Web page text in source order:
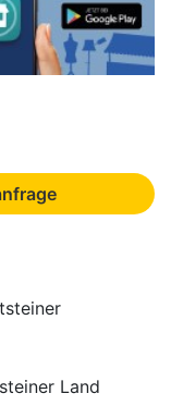
Land